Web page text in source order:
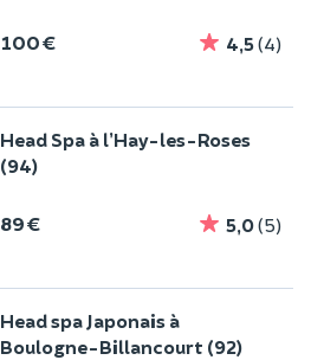
100 € 4,5(4)
Head Spa à l’Hay-les-Roses
(94)
89 € 5,0(5)
Head spa Japonais à
Boulogne-Billancourt (92)